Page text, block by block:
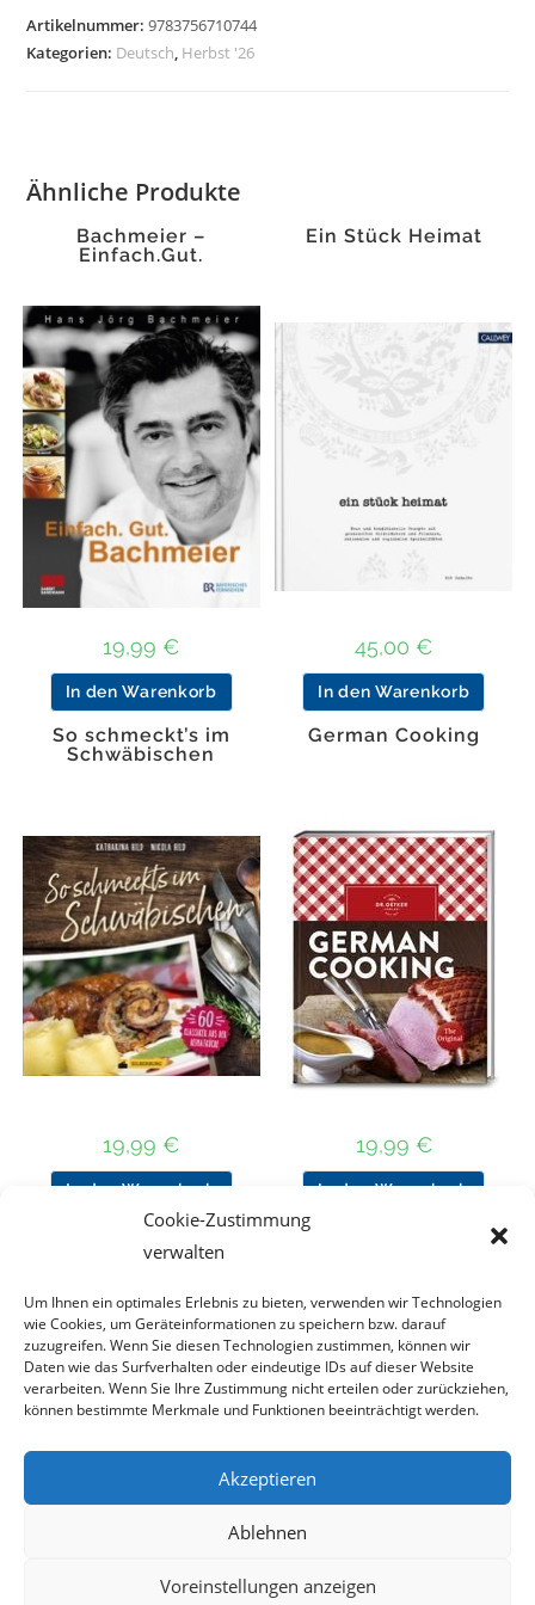
Cookie-Zustimmung
verwalten
Um Ihnen ein optimales Erlebnis zu bieten, verwenden wir Technologien
wie Cookies, um Geräteinformationen zu speichern bzw. darauf
zuzugreifen. Wenn Sie diesen Technologien zustimmen, können wir
Daten wie das Surfverhalten oder eindeutige IDs auf dieser Website
verarbeiten. Wenn Sie Ihre Zustimmung nicht erteilen oder zurückziehen,
können bestimmte Merkmale und Funktionen beeinträchtigt werden.
Akzeptieren
Ablehnen
Voreinstellungen anzeigen
Artikelnummer:9783756710744
Kategorien: Deutsch, Herbst '26
Ähnliche Produkte
Bachmeier –
Einfach.Gut.
19,99 €
In den Warenkorb
Ein Stück Heimat
45,00 €
In den Warenkorb
So schmeckt’s im
Schwäbischen
19,99 €
In den Warenkorb
German Cooking
19,99 €
In den Warenkorb
Nach Preis filtern
Kategorie
auswählen
Datenschutz
Haftungsausschluss
Copyright 2023 - DT COLLECTION